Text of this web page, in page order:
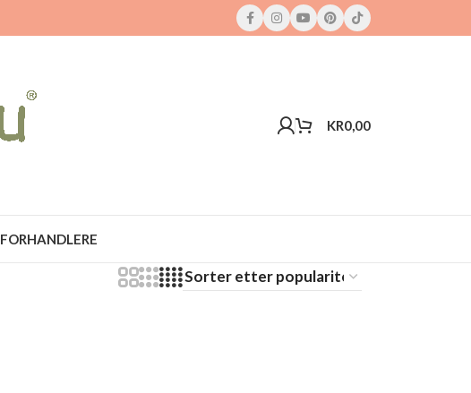
KR0,00
FORHANDLERE